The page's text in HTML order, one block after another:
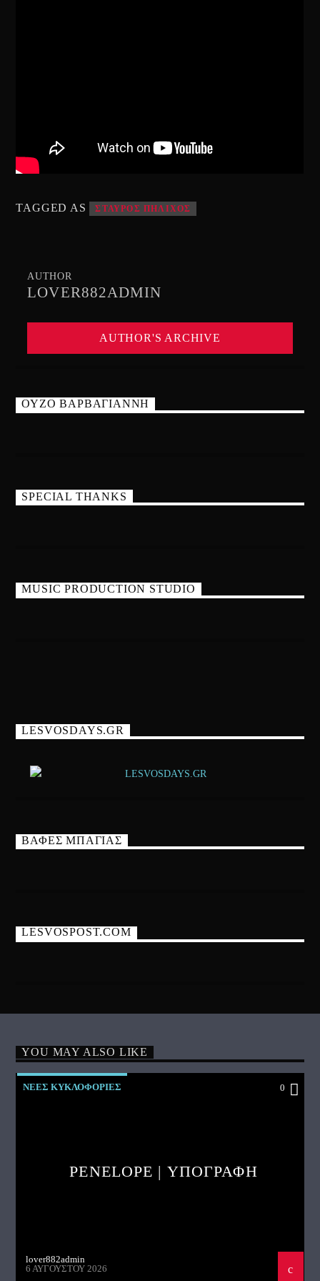
TAGGED AS ΣΤΑΥΡΟΣ ΠΗΛΙΧΟΣ
AUTHOR
LOVER882ADMIN
AUTHOR'S ARCHIVE
ΟΥΖΟ ΒΑΡΒΑΓΙΑΝΝΗ
SPECIAL THANKS
MUSIC PRODUCTION STUDIO
LESVOSDAYS.GR
ΒΑΦΕΣ ΜΠΑΓΙΑΣ
LESVOSPOST.COM
YOU MAY ALSO LIKE
ΝΕΕΣ ΚΥΚΛΟΦΟΡΙΕΣ 0
PENELOPE | ΥΠΟΓΡΑΦΗ
lover882admin
6 ΑΥΓΟΎΣΤΟΥ 2026